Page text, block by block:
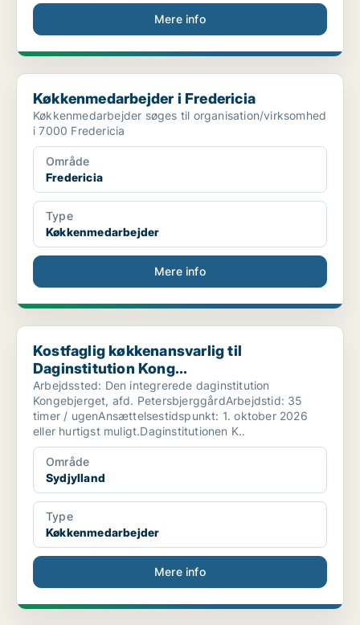
Mere info
Køkkenmedarbejder i Fredericia
Køkkenmedarbejder i Fredericia
Køkkenmedarbejder søges til organisation/virksomhed
i 7000 Fredericia
Område
Fredericia
Type
Køkkenmedarbejder
Mere info
Kostfaglig køkkenansvarlig til Daginstitution Kong...
Kostfaglig køkkenansvarlig til
Daginstitution Kong...
Arbejdssted: Den integrerede daginstitution
Kongebjerget, afd. PetersbjerggårdArbejdstid: 35
timer / ugenAnsættelsestidspunkt: 1. oktober 2026
eller hurtigst muligt.Daginstitutionen K..
Område
Sydjylland
Type
Køkkenmedarbejder
Mere info